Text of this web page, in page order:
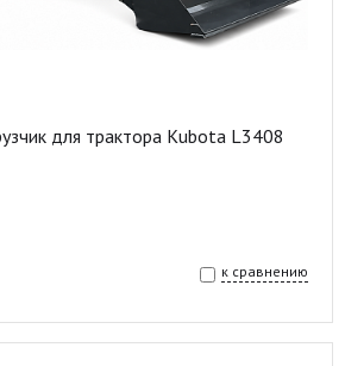
для трактора Kubota L3408
к сравнению